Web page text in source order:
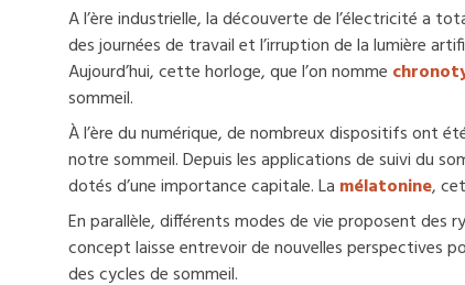
A l’ère industrielle, la découverte de l’électricité a
des journées de travail et l’irruption de la lumière
Aujourd’hui, cette horloge, que l’on nomme
sommeil.
À l’ère du numérique, de nombreux dispositifs ont
notre sommeil. Depuis les applications de suivi du
dotés d’une importance capitale. La mélatonine,
En parallèle, différents modes de vie proposent des
concept laisse entrevoir de nouvelles perspectives
des cycles de sommeil.